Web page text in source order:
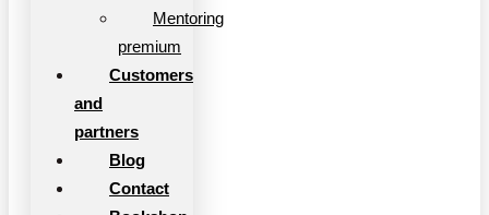
Mentoring
premium
Customers
and
partners
Blog
Contact